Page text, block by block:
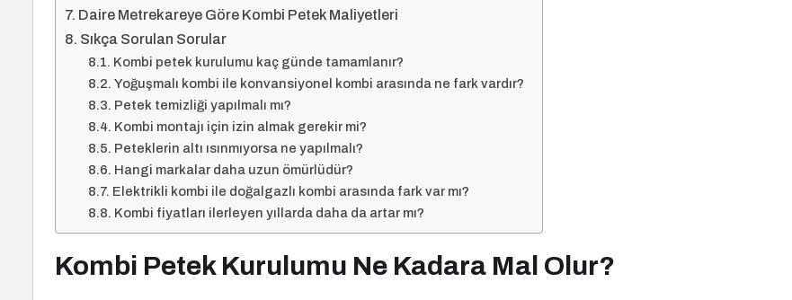
Daire Metrekareye Göre Kombi Petek Maliyetleri
Sıkça Sorulan Sorular
Kombi petek kurulumu kaç günde tamamlanır?
Yoğuşmalı kombi ile konvansiyonel kombi arasında ne fark vardır?
Petek temizliği yapılmalı mı?
Kombi montajı için izin almak gerekir mi?
Peteklerin altı ısınmıyorsa ne yapılmalı?
Hangi markalar daha uzun ömürlüdür?
Elektrikli kombi ile doğalgazlı kombi arasında fark var mı?
Kombi fiyatları ilerleyen yıllarda daha da artar mı?
Kombi Petek Kurulumu Ne Kadara Mal Olur?